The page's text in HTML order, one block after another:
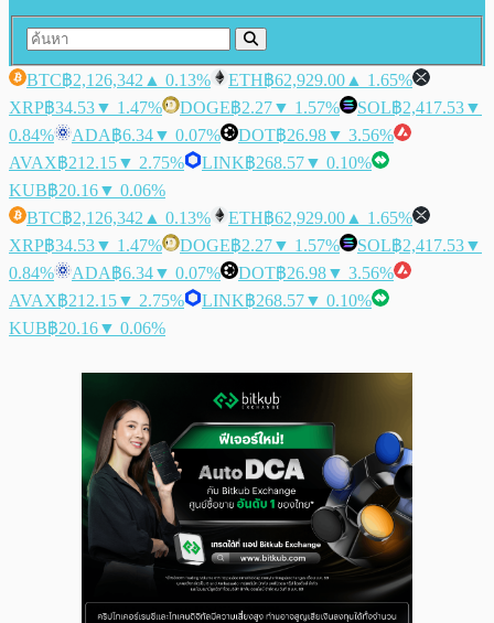
BTC฿2,126,342 ▲ 0.13% ETH฿62,929.00 ▲ 1.65%
XRP฿34.53▼ 1.47% DOGE฿2.27▼ 1.57% SOL฿2,417.53▼
0.84%
ADA฿6.34▼ 0.07% DOT฿26.98▼ 3.56%
AVAX฿212.15▼ 2.75% LINK฿268.57▼ 0.10%
KUB฿20.16▼ 0.06%
BTC฿2,126,342 ▲ 0.13% ETH฿62,929.00 ▲ 1.65%
XRP฿34.53▼ 1.47% DOGE฿2.27▼ 1.57% SOL฿2,417.53▼
0.84%
ADA฿6.34▼ 0.07% DOT฿26.98▼ 3.56%
AVAX฿212.15▼ 2.75% LINK฿268.57▼ 0.10%
KUB฿20.16▼ 0.06%